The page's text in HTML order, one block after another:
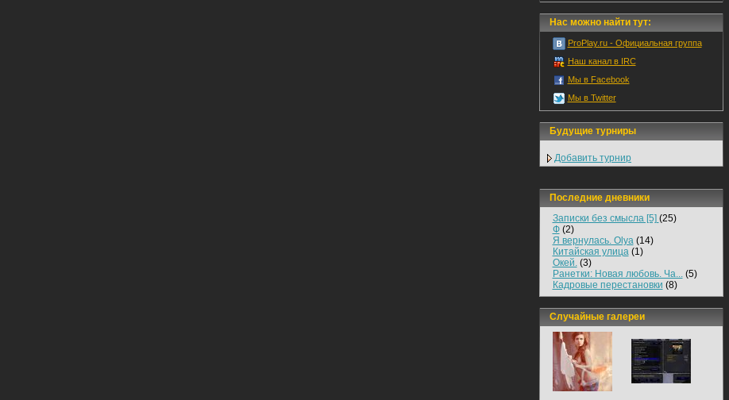
Нас можно найти тут:
ProPlay.ru - Официальная группа
Наш канал в IRC
Мы в Facebook
Мы в Twitter
Будущие турниры
Добавить турнир
Последние дневники
Записки без смысла [5] (25)
Ф(2)
Я вернулась. Olya(14)
Китайская улица(1)
Окей.(3)
Ранетки: Новая любовь. Ча...(5)
Кадровые перестановки (8)
Случайные галереи